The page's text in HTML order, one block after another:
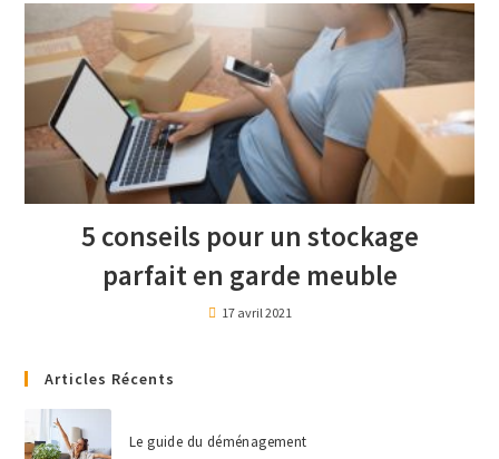
5 conseils pour un stockage
parfait en garde meuble
17 avril 2021
Articles Récents
Le guide du déménagement